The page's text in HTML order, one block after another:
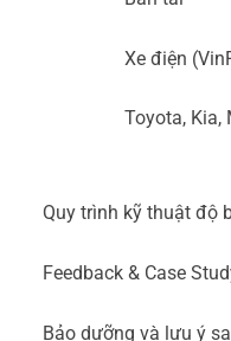
Xe điện
Toyota, Kia,
Quy trình kỹ thuật độ
Feedback & Case
Bảo dưỡng và lưu ý